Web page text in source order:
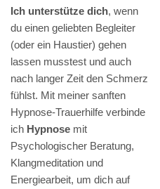
Ich unterstütze dich, wenn
du einen geliebten Begleiter
(oder ein Haustier) gehen
lassen musstest und auch
nach langer Zeit den Schmerz
fühlst. Mit meiner sanften
Hypnose-Trauerhilfe verbinde
ich Hypnose mit
Psychologischer Beratung,
Klangmeditation und
Energiearbeit, um dich auf